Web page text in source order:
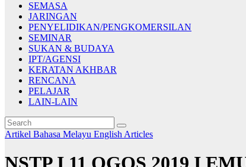
SEMASA
JARINGAN
PENYELIDIKAN/PENGKOMERSILAN
SEMINAR
SUKAN & BUDAYA
IPT/AGENSI
KERATAN AKHBAR
RENCANA
PELAJAR
LAIN-LAIN
Artikel Bahasa Melayu English Articles